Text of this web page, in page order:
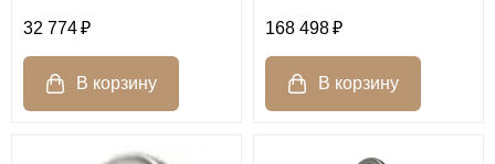
32 774 168 498